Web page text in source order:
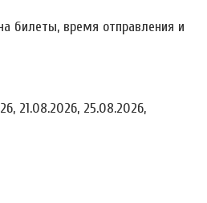
билеты, время отправления и
21.08.2026, 25.08.2026,